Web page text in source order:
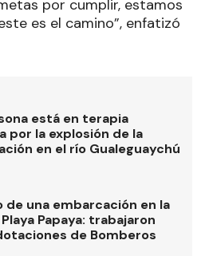
por cumplir, estamos
es el camino”, enfatizó
está en terapia
por la explosión de la
en el río Gualeguaychú
de una embarcación en la
Papaya: trabajaron
de Bomberos